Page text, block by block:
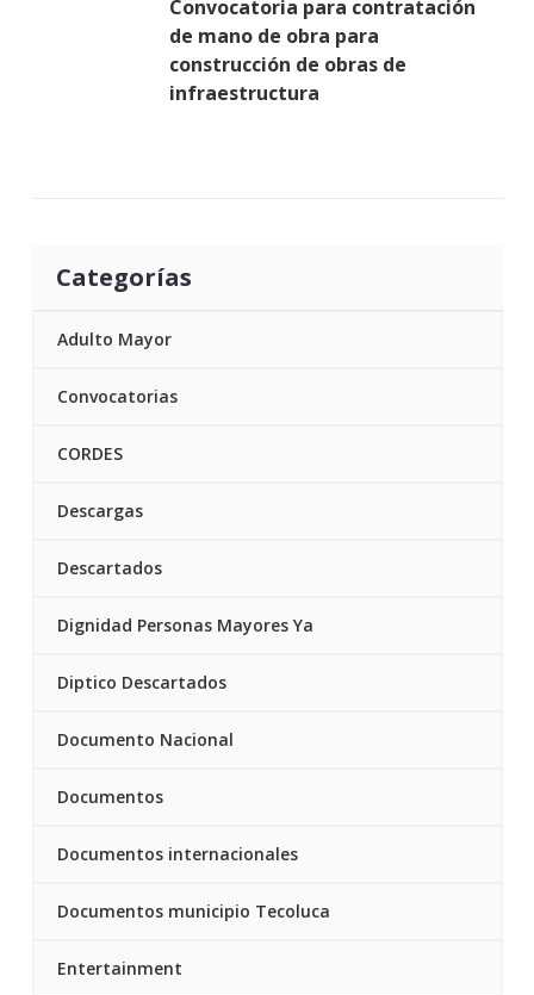
Convocatoria para contratación
de mano de obra para
construcción de obras de
infraestructura
Categorías
Adulto Mayor
Convocatorias
CORDES
Descargas
Descartados
Dignidad Personas Mayores Ya
Diptico Descartados
Documento Nacional
Documentos
Documentos internacionales
Documentos municipio Tecoluca
Entertainment